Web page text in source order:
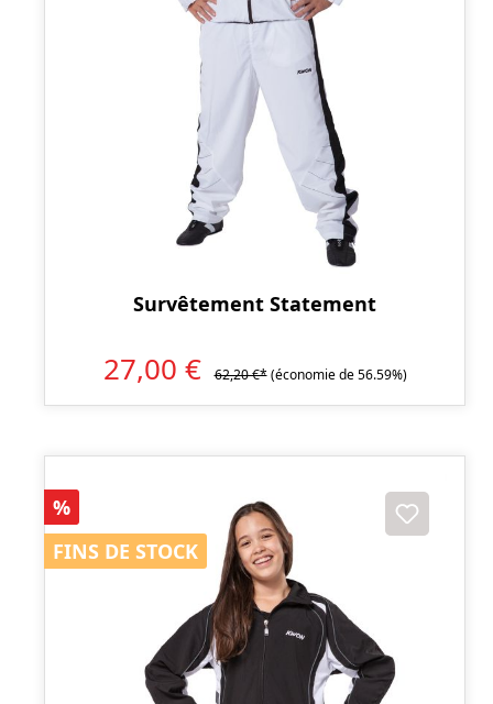
Survêtement Statement
27,00 € 62,20 €* (économie de 56.59%)
Réduction
%
FINS DE STOCK
FINS DE STOCK